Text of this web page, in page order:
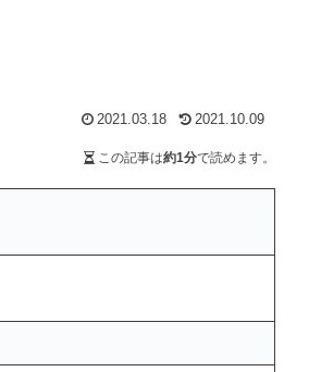
2021.03.18 2021.10.09
この記事は約1分で読めます。